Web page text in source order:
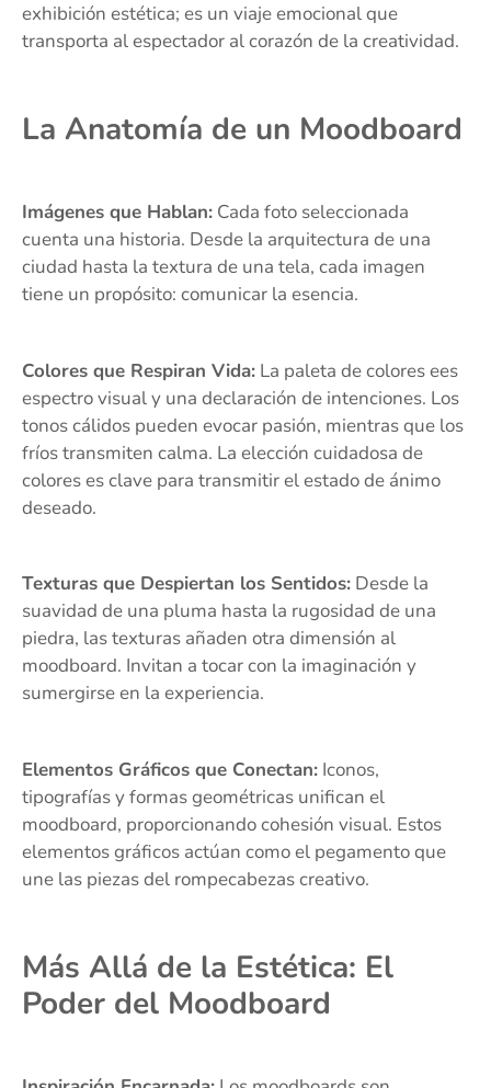
exhibición estética; es un viaje emocional que
transporta al espectador al corazón de la creatividad.
La Anatomía de un Moodboard
Imágenes que Hablan: Cada foto seleccionada
cuenta una historia. Desde la arquitectura de una
ciudad hasta la textura de una tela, cada imagen
tiene un propósito: comunicar la esencia.
Colores que Respiran Vida: La paleta de colores ees
espectro visual y una declaración de intenciones. Los
tonos cálidos pueden evocar pasión, mientras que los
fríos transmiten calma. La elección cuidadosa de
colores es clave para transmitir el estado de ánimo
deseado.
Texturas que Despiertan los Sentidos: Desde la
suavidad de una pluma hasta la rugosidad de una
piedra, las texturas añaden otra dimensión al
moodboard. Invitan a tocar con la imaginación y
sumergirse en la experiencia.
Elementos Gráficos que Conectan: Iconos,
tipografías y formas geométricas unifican el
moodboard, proporcionando cohesión visual. Estos
elementos gráficos actúan como el pegamento que
une las piezas del rompecabezas creativo.
Más Allá de la Estética: El
Poder del Moodboard